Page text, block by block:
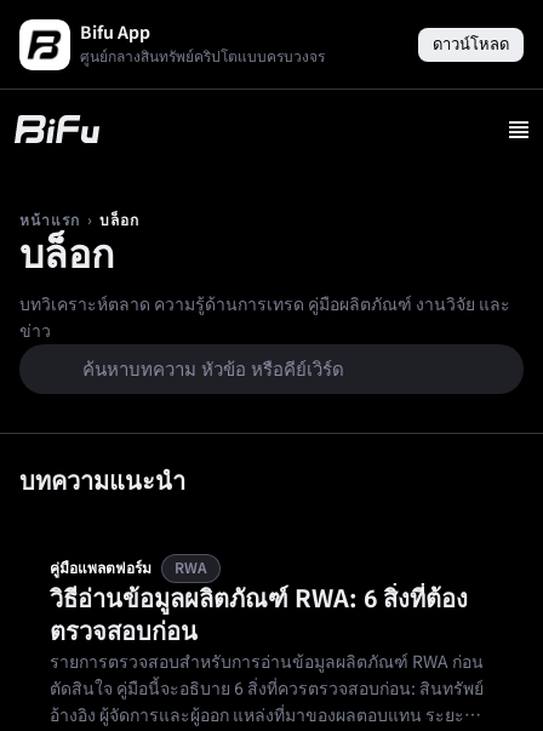
Bifu App
ศูนย์กลางสินทรัพย์คริปโตแบบครบวงจร
ดาวน์โหลด
หน้าแรก › บล็อก
บล็อก
บทวิเคราะห์ตลาด ความรู้ด้านการเทรด คู่มือผลิตภัณฑ์ งานวิจัย และ
ข่าว
บทความแนะนำ
คู่มือแพลตฟอร์ม RWA
วิธีอ่านข้อมูลผลิตภัณฑ์ RWA: 6 สิ่งที่ต้อง
ตรวจสอบก่อน
รายการตรวจสอบสำหรับการอ่านข้อมูลผลิตภัณฑ์ RWA ก่อน
ตัดสินใจ คู่มือนี้จะอธิบาย 6 สิ่งที่ควรตรวจสอบก่อน: สินทรัพย์
อ้างอิง ผู้จัดการและผู้ออก แหล่งที่มาของผลตอบแทน ระยะ